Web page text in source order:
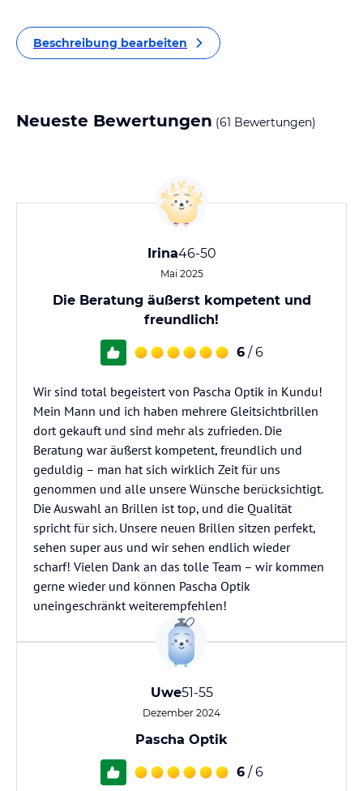
Beschreibung bearbeiten
Neueste Bewertungen (61 Bewertungen)
Irina46-50
Mai 2025
Die Beratung äußerst kompetent und
freundlich!
6 / 6
Wir sind total begeistert von Pascha Optik in Kundu!
Mein Mann und ich haben mehrere Gleitsichtbrillen
dort gekauft und sind mehr als zufrieden. Die
Beratung war äußerst kompetent, freundlich und
geduldig – man hat sich wirklich Zeit für uns
genommen und alle unsere Wünsche berücksichtigt.
Die Auswahl an Brillen ist top, und die Qualität
spricht für sich. Unsere neuen Brillen sitzen perfekt,
sehen super aus und wir sehen endlich wieder
scharf! Vielen Dank an das tolle Team – wir kommen
gerne wieder und können Pascha Optik
uneingeschränkt weiterempfehlen!
Uwe51-55
Dezember 2024
Pascha Optik
6 / 6